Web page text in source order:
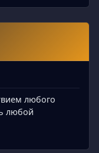
любого
любой